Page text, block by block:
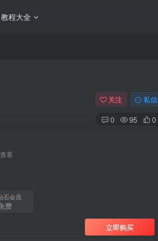
教程大全
关注 私信
0 95 0
看
石会员
费
立即购买